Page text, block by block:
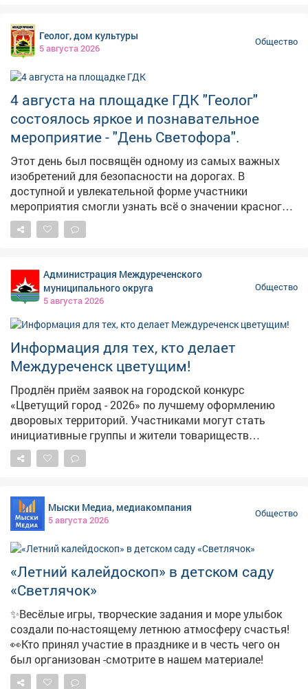
Геолог, дом культуры
5 августа 2026
Общество
4 августа на площадке ГДК "Геолог"
состоялось яркое и познавательное
мероприятие - "День Светофора".
Этот день был посвящён одному из самых важных
изобретений для безопасности на дорогах. В
доступной и увлекательной форме участники
мероприятия смогли узнать всё о значении красного,
жёлтого и зелёного цветов. Познакомиться с историей
создания первого светофора и его эволюцией до
интерактивных играх и викторинах. Праздник в ГДК
"Геолог" стал не просто развлечением, а важным
уроком в игровой форме, который напомнил всем
Такие события помогают заложить основы
ответственного поведения на дороге с самого раннего
возраста.
Администрация Междуреченского
муниципального округа
5 августа 2026
Общество
Информация для тех, кто делает
Междуреченск цветущим!
Продлён приём заявок на городской конкурс
«Цветущий город - 2026» по лучшему оформлению
дворовых территорий. Участниками могут стать
инициативные группы и жители товариществ
собственников жилья и многоквартирных домов.
Номинации следующие: 🌼 «Лучшая клумба-цветник»
🌻 «Цветущий балкон» 🌹 «Цветочный кадр»
(фотоконкурс) 🪻 «Управляю, цветами украшаю» 💐
«Ботанический бунт» 🪷 «Мой цветущий дом» Заявки
на участие принимаются в печатном или электронном
виде: - г.Междуреченск, пр.Строителей, 20а, кабинет
420 - эл. адрес: replan@mrech.ru 📞 Телефон для
справок: 2-82-77. Положение о конкурсе размещено на
https://mrech.ru/media/texteditor/2026/06/26/20260626-
1162.pdf
Мыски Медиа, медиакомпания
5 августа 2026
Общество
«Летний калейдоскоп» в детском саду
«Светлячок»
✨Весёлые игры, творческие задания и море улыбок
создали по-настоящему летнюю атмосферу счастья!
👀Кто принял участие в празднике и в честь чего он
был организован -смотрите в нашем материале!